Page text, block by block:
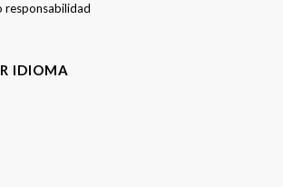
responsabilidad
IDIOMA